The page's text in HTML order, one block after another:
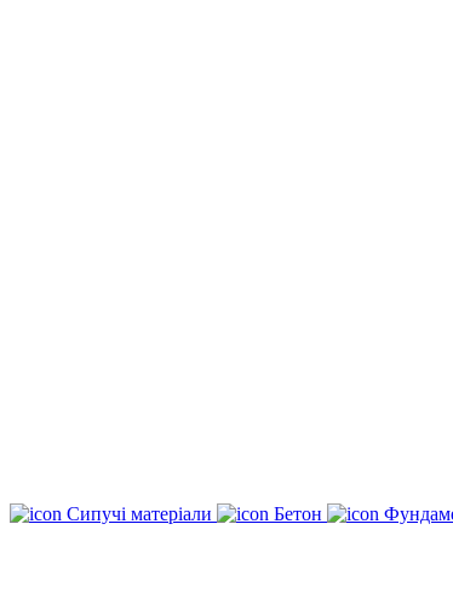
Сипучі матеріали Бетон